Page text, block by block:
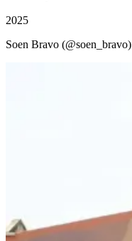
2025
Soen Bravo (@soen_bravo)